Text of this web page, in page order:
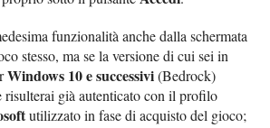
funzionalità anche dalla schermata
stesso, ma se la versione di cui sei in
Windows 10 e successivi(Bedrock)
risulterai già autenticato con il profilo
utilizzato in fase di acquisto del gioco;